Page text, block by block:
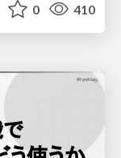
0 410